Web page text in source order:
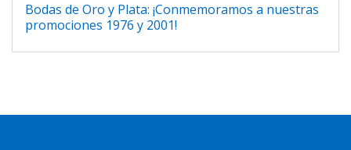
Bodas de Oro y Plata: ¡Conmemoramos a nuestras
promociones 1976 y 2001!